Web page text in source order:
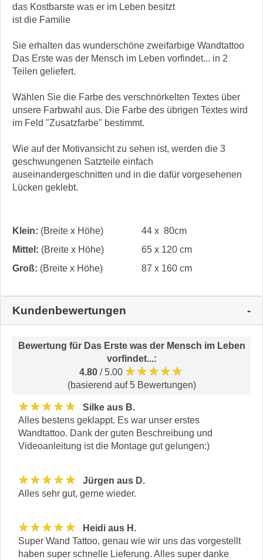
das Kostbarste was er im Leben besitzt
ist die Familie
Sie erhalten das wunderschöne zweifarbige Wandtattoo
Das Erste was der Mensch im Leben vorfindet... in 2
Teilen geliefert.
Wählen Sie die Farbe des verschnörkelten Textes über
unsere Farbwahl aus. Die Farbe des übrigen Textes wird
im Feld "Zusatzfarbe" bestimmt.
Wie auf der Motivansicht zu sehen ist, werden die 3
geschwungenen Satzteile einfach
auseinandergeschnitten und in die dafür vorgesehenen
Lücken geklebt.
Klein: (Breite x Höhe)
44 x 80cm
Mittel: (Breite x Höhe)
65 x 120 cm
Groß: (Breite x Höhe) 87 x 160 cm
Kundenbewertungen
Bewertung für Das Erste was der Mensch im Leben
vorfindet...:
4.80 / 5.00 ★★★★★
(basierend auf 5 Bewertungen)
★★★★★
Silke aus B.
Alles bestens geklappt. Es war unser erstes
Wandtattoo. Dank der guten Beschreibung und
Videoanleitung ist die Montage gut gelungen:)
★★★★★
Jürgen aus D.
Alles sehr gut, gerne wieder.
★★★★★
Heidi aus H.
Super Wand Tattoo, genau wie wir uns das vorgestellt
haben super schnelle Lieferung. Alles super danke